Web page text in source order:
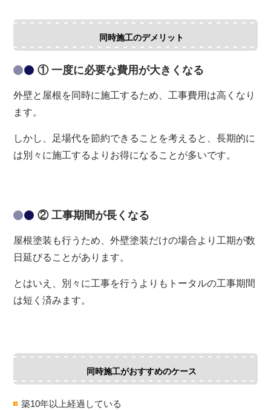
同時施工のデメリット
① 一度に必要な費用が大きくなる
外壁と屋根を同時に施工するため、工事費用は高くなり
ます。
しかし、足場代を節約できることを考えると、長期的に
は別々に施工するよりお得になることが多いです。
② 工事期間が長くなる
屋根塗装も行うため、外壁塗装だけの場合より工期が数
日延びることがあります。
とはいえ、別々に工事を行うよりもトータルの工事期間
は短く済みます。
同時施工がおすすめのケース
築10年以上経過している